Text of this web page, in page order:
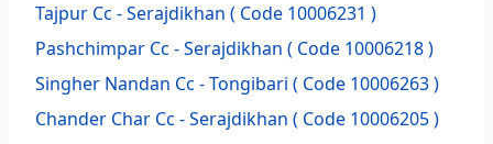
Tajpur Cc - Serajdikhan ( Code 10006231 )
Pashchimpar Cc - Serajdikhan ( Code 10006218 )
Singher Nandan Cc - Tongibari ( Code 10006263 )
Chander Char Cc - Serajdikhan ( Code 10006205 )